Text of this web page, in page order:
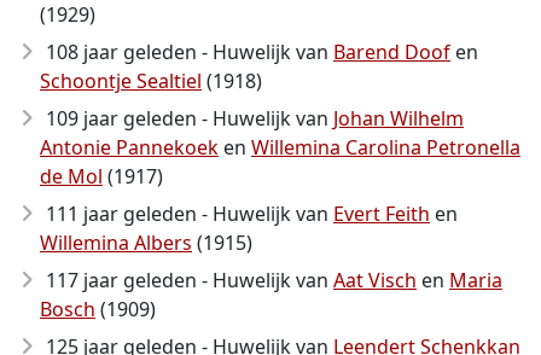
(1929)
108 jaar geleden - Huwelijk van Barend Doof en
Schoontje Sealtiel (1918)
109 jaar geleden - Huwelijk van Johan Wilhelm
Antonie Pannekoek en Willemina Carolina Petronella
de Mol (1917)
111 jaar geleden - Huwelijk van Evert Feith en
Willemina Albers (1915)
117 jaar geleden - Huwelijk van Aat Visch en Maria
Bosch (1909)
125 jaar geleden - Huwelijk van Leendert Schenkkan